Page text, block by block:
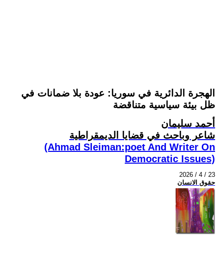
الهجرة الدائرية في سوريا: عودة بلا ضمانات في
ظل بيئة سياسية متناقضة
أحمد سليمان
شاعر وباحث في قضايا الديمقراطية
(Ahmad Sleiman:poet And Writer On
Democratic Issues)
2026 / 4 / 23
حقوق الانسان